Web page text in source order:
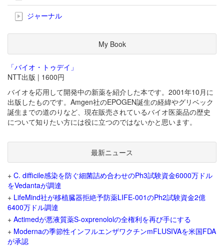
ジャーナル
My Book
「バイオ・トゥデイ」
NTT出版 | 1600円
バイオを応用して開発中の新薬を紹介した本です。2001年10月に
出版したものです。Amgen社のEPOGEN誕生の経緯やグリベック
誕生までの道のりなど、現在販売されているバイオ医薬品の歴史
について知りたい方には役に立つのではないかと思います。
最新ニュース
+ C. difficile感染を防ぐ細菌詰め合わせのPh3試験資金6000万ドル
をVedantaが調達
+ LifeMind社が移植臓器拒絶予防薬LIFE-001のPh2試験資金2億
6400万ドル調達
+ Actimedが悪液質薬S-oxprenololの全権利を再び手にする
+ Modernaの季節性インフルエンザワクチンmFLUSIVAを米国FDA
が承認